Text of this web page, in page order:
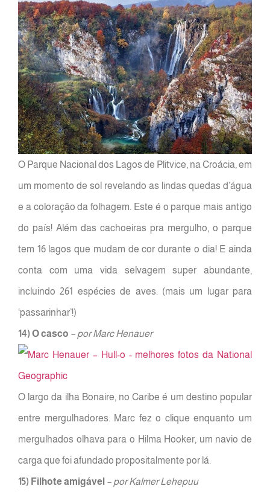
O Parque Nacional dos Lagos de Plitvice, na Croácia, em
um momento de sol revelando as lindas quedas d’água
e a coloração da folhagem. Este é o parque mais antigo
do país! Além das cachoeiras pra mergulho, o parque
tem 16 lagos que mudam de cor durante o dia! E ainda
conta com uma vida selvagem super abundante,
incluindo 261 espécies de aves. (mais um lugar para
‘passarinhar’!)
14) O casco – por Marc Henauer
O largo da ilha Bonaire, no Caribe é um destino popular
entre mergulhadores. Marc fez o clique enquanto um
mergulhados olhava para o Hilma Hooker, um navio de
carga que foi afundado propositalmente por lá.
15) Filhote amigável – por Kalmer Lehepuu